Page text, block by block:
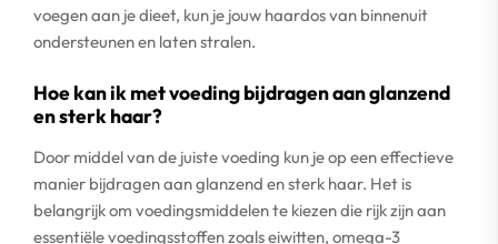
voegen aan je dieet, kun je jouw haardos van binnenuit
ondersteunen en laten stralen.
Hoe kan ik met voeding bijdragen aan glanzend
en sterk haar?
Door middel van de juiste voeding kun je op een effectieve
manier bijdragen aan glanzend en sterk haar. Het is
belangrijk om voedingsmiddelen te kiezen die rijk zijn aan
essentiële voedingsstoffen zoals eiwitten, omega-3